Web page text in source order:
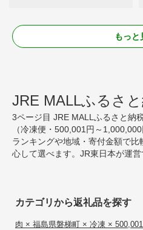
もっと
JRE MALLふるさ
3ページ目 JRE MALLふるさと納
（冷凍便・500,001円～
ランキングや地域・寄付金額で
心して選べます。JR東日本が運営
カテゴリから返礼品を探す
肉 × 福島県磐梯町 × 冷凍 ×